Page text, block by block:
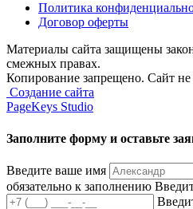
Политика
Договор оферты
Материалы сайта защищены
смежных правах.
Копирование запрещено. Сайт
Создание сайта
PageKeys Studio
Заполните форму и оставьте
Введите ваше имя
обязательно к заполнению